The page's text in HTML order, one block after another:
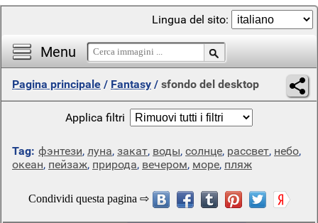
Menu
Lingua del sito:
Pagina principale / Fantasy / sfondo del desktop
Applica filtri
Tag: фэнтези, луна, закат, воды, солнце, рассвет, небо,
океан, пейзаж, природа, вечером, море, пляж